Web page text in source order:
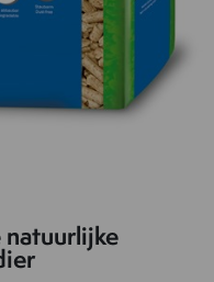
natuurlijke